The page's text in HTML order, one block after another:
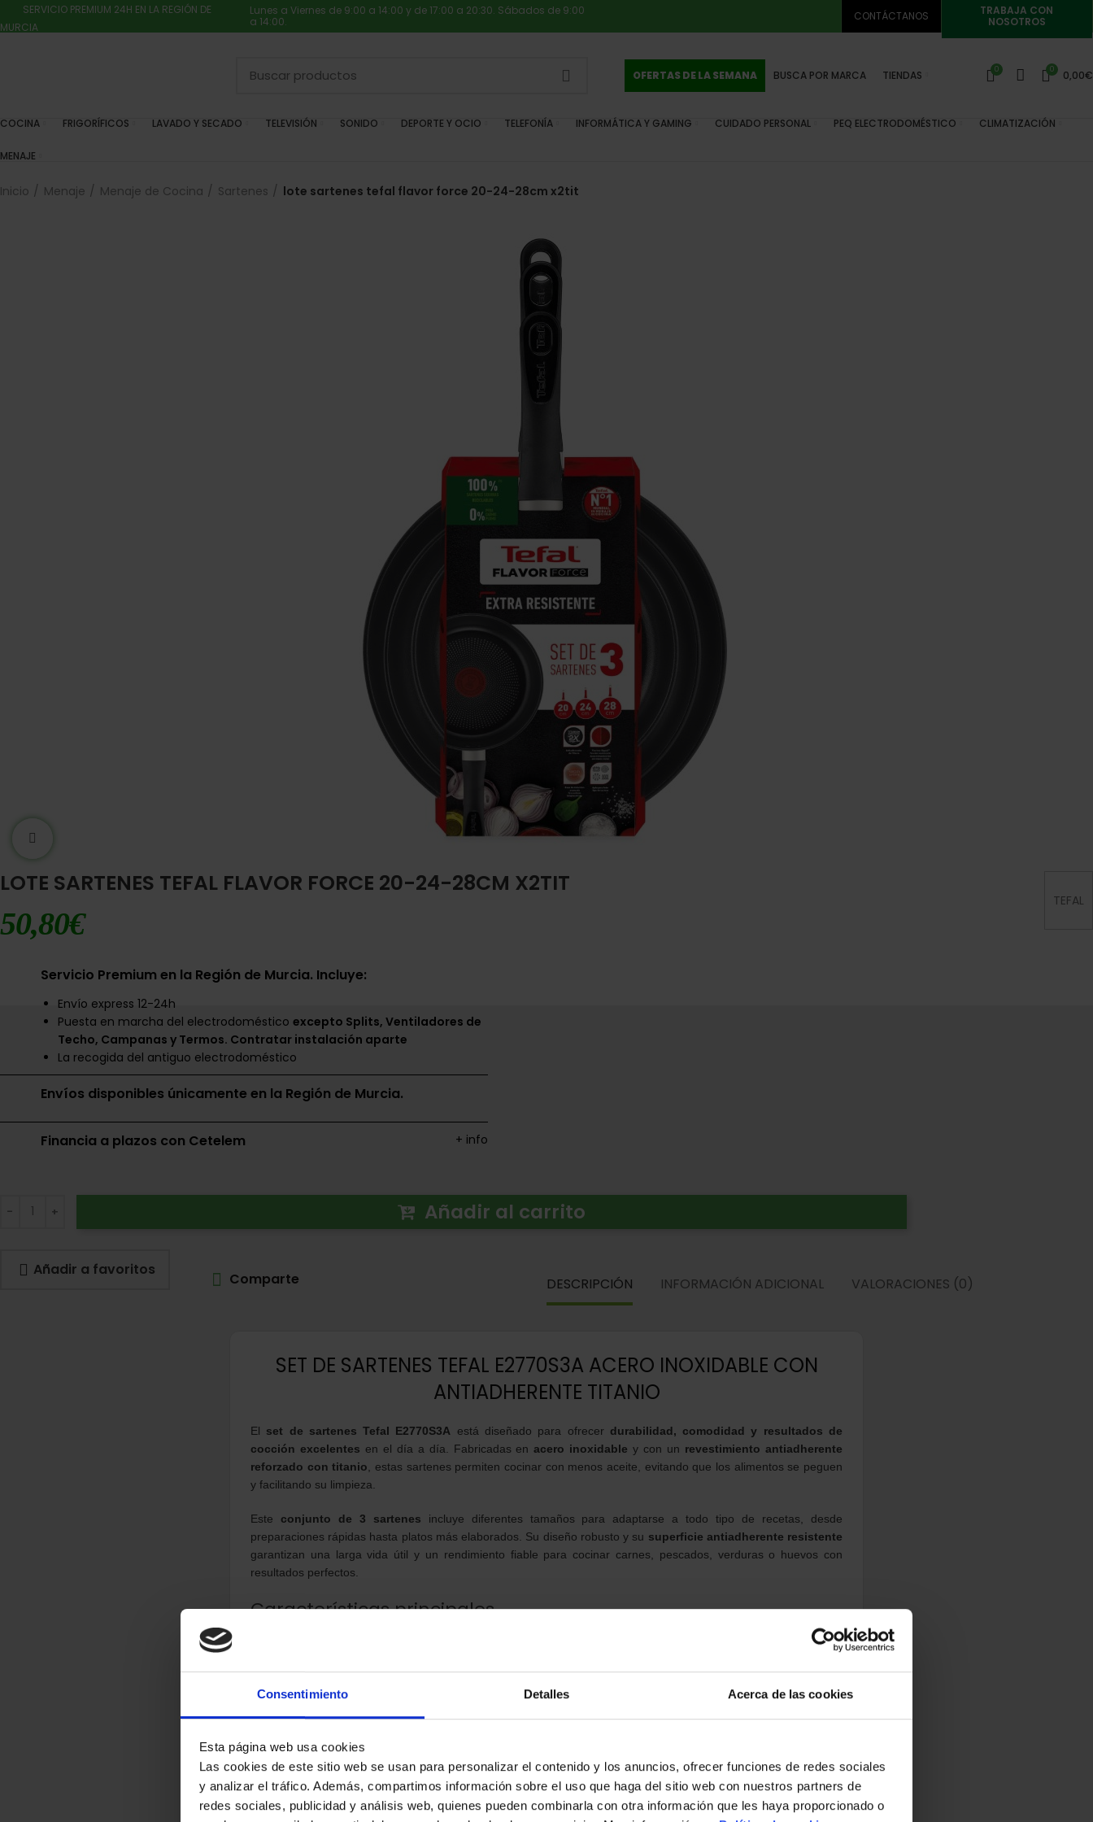
Consentimiento Detalles Acerca de las cookies
Esta página web usa cookies
Las cookies de este sitio web se usan para personalizar el contenido y los anuncios, ofrecer funciones de redes sociales
y analizar el tráfico. Además, compartimos información sobre el uso que haga del sitio web con nuestros partners de
redes sociales, publicidad y análisis web, quienes pueden combinarla con otra información que les haya proporcionado o
SERVICIO PREMIUM 24H EN LA REGIÓN DE
MURCIA
Lunes a Viernes de 9:00 a 14:00 y de 17:00 a 20:30. Sábados de 9:00
a 14:00.
CONTÁCTANOS
TRABAJA CON
NOSOTROS
OFERTAS DE LA SEMANA BUSCA POR MARCA TIENDAS 0 0 0,00€
COCINA FRIGORÍFICOS LAVADO Y SECADO TELEVISIÓN SONIDO DEPORTE Y OCIO TELEFONÍA INFORMÁTICA Y GAMING CUIDADO PERSONAL PEQ ELECTRODOMÉSTICO CLIMATIZACIÓN
MENAJE
Inicio Menaje Menaje de Cocina Sartenes lote sartenes tefal flavor force 20-24-28cm x2tit
TEFAL
LOTE SARTENES TEFAL FLAVOR FORCE 20-24-28CM X2TIT
50,80€
Servicio Premium en la Región de Murcia. Incluye:
Envío express 12-24h
Puesta en marcha del electrodoméstico excepto Splits, Ventiladores de
Techo, Campanas y Termos. Contratar instalación aparte
La recogida del antiguo electrodoméstico
Envíos disponibles únicamente en la Región de Murcia.
Financia a plazos con Cetelem + info
Añadir al carrito
Añadir a favoritos
Comparte DESCRIPCIÓN INFORMACIÓN ADICIONAL VALORACIONES (0)
SET DE SARTENES TEFAL E2770S3A ACERO INOXIDABLE CON
ANTIADHERENTE TITANIO
El set de sartenes Tefal E2770S3A está diseñado para ofrecer durabilidad, comodidad y resultados de
cocción excelentes en el día a día. Fabricadas enacero inoxidable y con un revestimiento antiadherente
reforzado con titanio , estas sartenes permiten cocinar con menos aceite, evitando que los alimentos se peguen
y facilitando su limpieza.
Este conjunto de 3 sartenes incluye diferentes tamaños para adaptarse a todo tipo de recetas, desde
preparaciones rápidas hasta platos más elaborados. Su diseño robusto y su superficie antiadherente resistente
garantizan una larga vida útil y un rendimiento fiable para cocinar carnes, pescados, verduras o huevos con
resultados perfectos.
Características principales
Modelo:E2770S3A
Tipo:Set de 3 sartenes
Color:Acero inoxidable con mango negro
Rendimiento y revestimiento